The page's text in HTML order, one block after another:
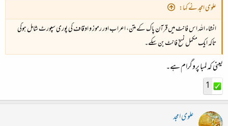
علوی امجد نے کہا:
انشاء اللہ اس فانٹ میں قرآن پاک کے متن، اعراب اور رموز و اوقاف کی پوری سپورٹ شامل ہوگی
تاکہ ایک مکمل نسخ فانٹ بن سکے۔
یعنی کہ لمبا پروگرام ہے۔
1
علوی امجد